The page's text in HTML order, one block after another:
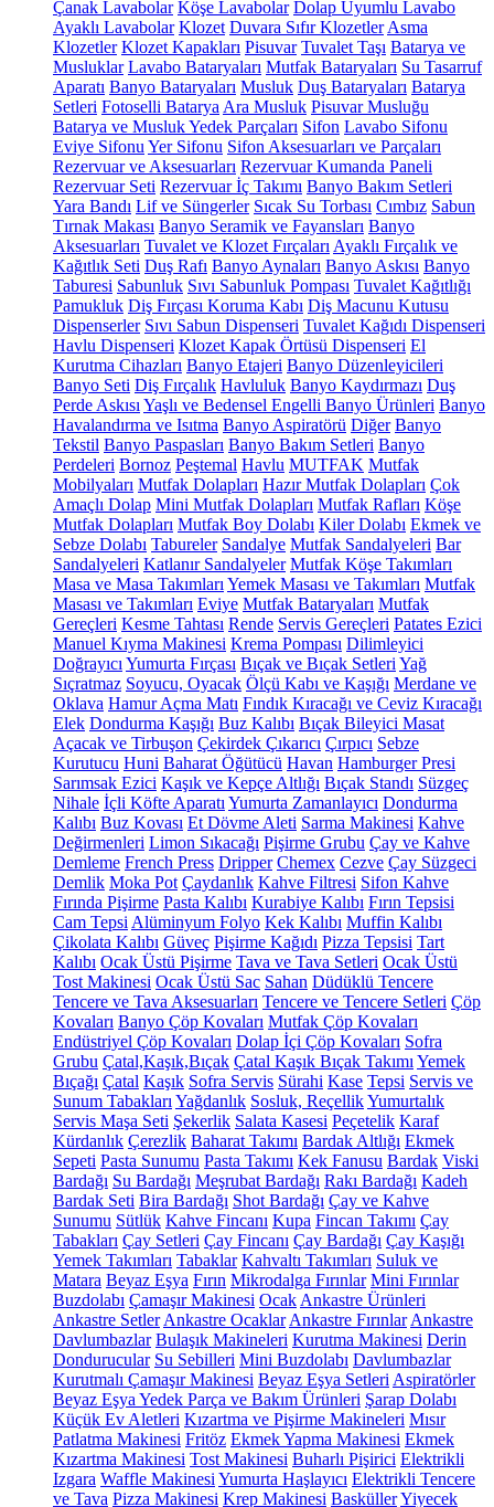
Çanak Lavabolar Köşe Lavabolar Dolap Uyumlu Lavabo
Ayaklı Lavabolar Klozet Duvara Sıfır Klozetler Asma
Klozetler Klozet Kapakları Pisuvar Tuvalet Taşı Batarya ve
Musluklar Lavabo Bataryaları Mutfak Bataryaları Su Tasarruf
Aparatı Banyo Bataryaları Musluk Duş Bataryaları Batarya
Setleri Fotoselli Batarya Ara Musluk Pisuvar Musluğu
Batarya ve Musluk Yedek Parçaları Sifon Lavabo Sifonu
Eviye Sifonu Yer Sifonu Sifon Aksesuarları ve Parçaları
Rezervuar ve Aksesuarları Rezervuar Kumanda Paneli
Rezervuar Seti Rezervuar İç Takımı Banyo Bakım Setleri
Yara Bandı Lif ve Süngerler Sıcak Su Torbası Cımbız Sabun
Tırnak Makası Banyo Seramik ve Fayansları Banyo
Aksesuarları Tuvalet ve Klozet Fırçaları Ayaklı Fırçalık ve
Kağıtlık Seti Duş Rafı Banyo Aynaları Banyo Askısı Banyo
Taburesi Sabunluk Sıvı Sabunluk Pompası Tuvalet Kağıtlığı
Pamukluk Diş Fırçası Koruma Kabı Diş Macunu Kutusu
Dispenserler Sıvı Sabun Dispenseri Tuvalet Kağıdı Dispenseri
Havlu Dispenseri Klozet Kapak Örtüsü Dispenseri El
Kurutma Cihazları Banyo Etajeri Banyo Düzenleyicileri
Banyo Seti Diş Fırçalık Havluluk Banyo Kaydırmazı Duş
Perde Askısı Yaşlı ve Bedensel Engelli Banyo Ürünleri Banyo
Havalandırma ve Isıtma Banyo Aspiratörü Diğer Banyo
Tekstil Banyo Paspasları Banyo Bakım Setleri Banyo
Perdeleri Bornoz Peştemal Havlu MUTFAK Mutfak
Mobilyaları Mutfak Dolapları Hazır Mutfak Dolapları Çok
Amaçlı Dolap Mini Mutfak Dolapları Mutfak Rafları Köşe
Mutfak Dolapları Mutfak Boy Dolabı Kiler Dolabı Ekmek ve
Sebze Dolabı Tabureler Sandalye Mutfak Sandalyeleri Bar
Sandalyeleri Katlanır Sandalyeler Mutfak Köşe Takımları
Masa ve Masa Takımları Yemek Masası ve Takımları Mutfak
Masası ve Takımları Eviye Mutfak Bataryaları Mutfak
Gereçleri Kesme Tahtası Rende Servis Gereçleri Patates Ezici
Manuel Kıyma Makinesi Krema Pompası Dilimleyici
Doğrayıcı Yumurta Fırçası Bıçak ve Bıçak Setleri Yağ
Sıçratmaz Soyucu, Oyacak Ölçü Kabı ve Kaşığı Merdane ve
Oklava Hamur Açma Matı Fındık Kıracağı ve Ceviz Kıracağı
Elek Dondurma Kaşığı Buz Kalıbı Bıçak Bileyici Masat
Açacak ve Tirbuşon Çekirdek Çıkarıcı Çırpıcı Sebze
Kurutucu Huni Baharat Öğütücü Havan Hamburger Presi
Sarımsak Ezici Kaşık ve Kepçe Altlığı Bıçak Standı Süzgeç
Nihale İçli Köfte Aparatı Yumurta Zamanlayıcı Dondurma
Kalıbı Buz Kovası Et Dövme Aleti Sarma Makinesi Kahve
Değirmenleri Limon Sıkacağı Pişirme Grubu Çay ve Kahve
Demleme French Press Dripper Chemex Cezve Çay Süzgeci
Demlik Moka Pot Çaydanlık Kahve Filtresi Sifon Kahve
Fırında Pişirme Pasta Kalıbı Kurabiye Kalıbı Fırın Tepsisi
Cam Tepsi Alüminyum Folyo Kek Kalıbı Muffin Kalıbı
Çikolata Kalıbı Güveç Pişirme Kağıdı Pizza Tepsisi Tart
Kalıbı Ocak Üstü Pişirme Tava ve Tava Setleri Ocak Üstü
Tost Makinesi Ocak Üstü Sac Sahan Düdüklü Tencere
Tencere ve Tava Aksesuarları Tencere ve Tencere Setleri Çöp
Kovaları Banyo Çöp Kovaları Mutfak Çöp Kovaları
Endüstriyel Çöp Kovaları Dolap İçi Çöp Kovaları Sofra
Grubu Çatal,Kaşık,Bıçak Çatal Kaşık Bıçak Takımı Yemek
Bıçağı Çatal Kaşık Sofra Servis Sürahi Kase Tepsi Servis ve
Sunum Tabakları Yağdanlık Sosluk, ReçellikYumurtalık
Servis Maşa Seti Şekerlik Salata Kasesi Peçetelik Karaf
Kürdanlık Çerezlik Baharat Takımı Bardak Altlığı Ekmek
Sepeti Pasta Sunumu Pasta Takımı Kek Fanusu Bardak Viski
Bardağı Su Bardağı Meşrubat Bardağı Rakı Bardağı Kadeh
Bardak Seti Bira Bardağı Shot Bardağı Çay ve Kahve
Sunumu Sütlük Kahve Fincanı Kupa Fincan Takımı Çay
Tabakları Çay Setleri Çay Fincanı Çay Bardağı Çay Kaşığı
Yemek Takımları Tabaklar Kahvaltı Takımları Suluk ve
Matara Beyaz Eşya Fırın Mikrodalga Fırınlar Mini Fırınlar
Buzdolabı Çamaşır Makinesi Ocak Ankastre Ürünleri
Ankastre Setler Ankastre Ocaklar Ankastre Fırınlar Ankastre
Davlumbazlar Bulaşık Makineleri Kurutma Makinesi Derin
Dondurucular Su Sebilleri Mini Buzdolabı Davlumbazlar
Kurutmalı Çamaşır Makinesi Beyaz Eşya Setleri Aspiratörler
Beyaz Eşya Yedek Parça ve Bakım Ürünleri Şarap Dolabı
Küçük Ev Aletleri Kızartma ve Pişirme Makineleri Mısır
Patlatma Makinesi Fritöz Ekmek Yapma Makinesi Ekmek
Kızartma Makinesi Tost Makinesi Buharlı Pişirici Elektrikli
Izgara Waffle Makinesi Yumurta Haşlayıcı Elektrikli Tencere
ve Tava Pizza Makinesi Krep Makinesi BasküllerYiyecek